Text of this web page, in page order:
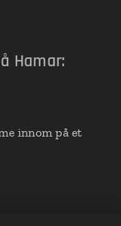
Hamar:
innom på et